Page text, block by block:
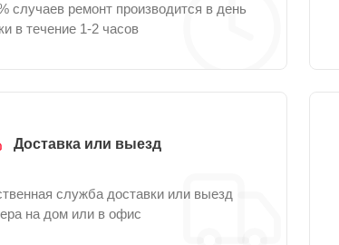
случаев ремонт производится в день
в течение 1-2 часов
Доставка или выезд
служба доставки или выезд
на дом или в офис